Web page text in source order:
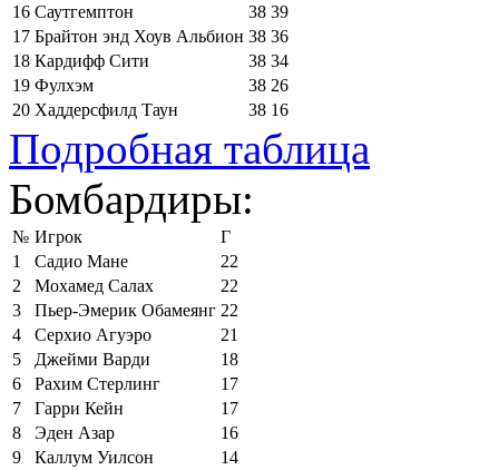
16 Саутгемптон 38 39
17 Брайтон энд Хоув Альбион 38 36
18 Кардифф Сити 38 34
19 Фулхэм 38 26
20 Хаддерсфилд Таун 38 16
Подробная таблица
Бомбардиры:
№ Игрок
Г
1
Садио Мане
22
2
Мохамед Салах
22
3
Пьер-Эмерик Обамеянг 22
4
Серхио Агуэро
21
5
Джейми Варди
18
6
Рахим Стерлинг
17
7
Гарри Кейн
17
8
Эден Азар
16
9
Каллум Уилсон
14